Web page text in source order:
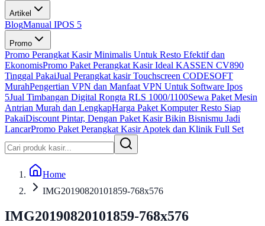
Artikel
BlogManual IPOS 5
Promo
Promo Perangkat Kasir Minimalis Untuk Resto Efektif dan
EkonomisPromo Paket Perangkat Kasir Ideal KASSEN CV890
Tinggal PakaiJual Perangkat kasir Touchscreen CODESOFT
MurahPengertian VPN dan Manfaat VPN Untuk Software Ipos
5Jual Timbangan Digital Rongta RLS 1000/1100Sewa Paket Mesin
Antrian Murah dan LengkapHarga Paket Komputer Resto Siap
PakaiDiscount Pintar, Dengan Paket Kasir Bikin Bisnismu Jadi
LancarPromo Paket Perangkat Kasir Apotek dan Klinik Full Set
Home
IMG20190820101859-768x576
IMG20190820101859-768x576